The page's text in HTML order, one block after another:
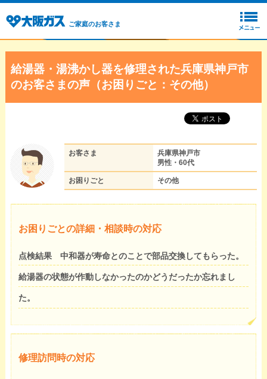
ご家庭のお客さま
給湯器・湯沸かし器を修理された兵庫県神戸市
のお客さまの声（お困りごと：その他）
お客さま
兵庫県神戸市
男性・60代
お困りごと その他
お困りごとの詳細・相談時の対応
点検結果 中和器が寿命とのことで部品交換してもらった。
給湯器の状態が作動しなかったのかどうだったか忘れまし
た。
修理訪問時の対応